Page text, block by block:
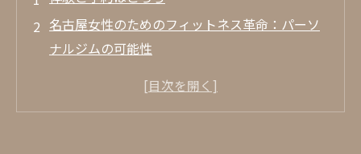
名古屋女性のためのフィットネス革命：パーソ
ナルジムの可能性
あなたにぴったりのトレーニングプラン：名古
屋のパーソナルジムを選ぶ理由